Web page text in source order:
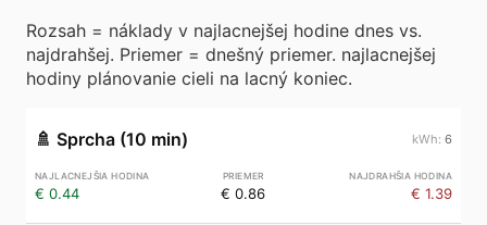
Rozsah = náklady v najlacnejšej hodine dnes vs.
najdrahšej. Priemer = dnešný priemer. najlacnejšej
hodiny plánovanie cieli na lacný koniec.
🚿 Sprcha (10 min) 6
€ 0.44 € 0.86 € 1.39